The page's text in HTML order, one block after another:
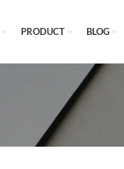
PRODUCT BLOG